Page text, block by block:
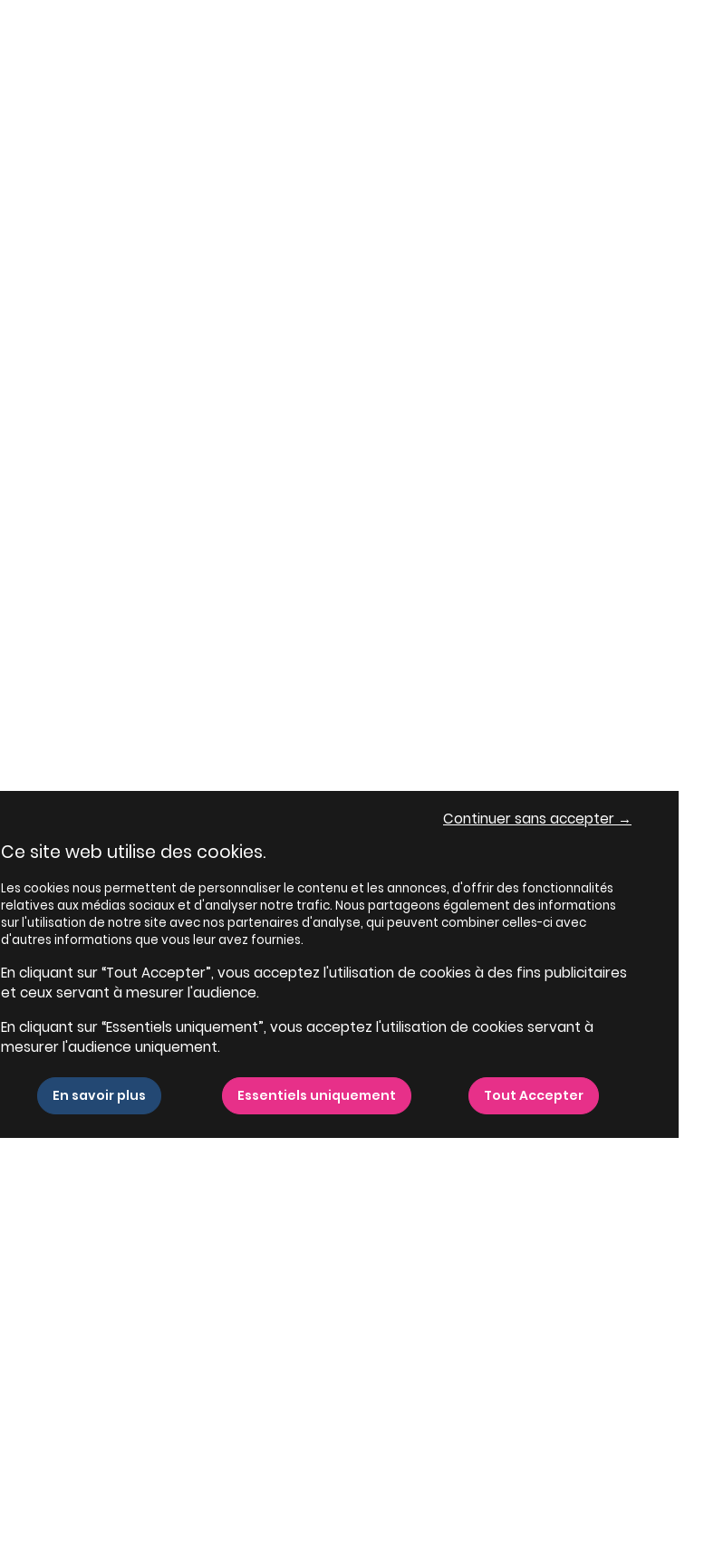
Continuer sans accepter →
Ce site web utilise des cookies.
Les cookies nous permettent de personnaliser le contenu et les annonces, d'offrir des fonctionnalités
relatives aux médias sociaux et d'analyser notre trafic. Nous partageons également des informations
sur l'utilisation de notre site avec nos partenaires d'analyse, qui peuvent combiner celles-ci avec
d'autres informations que vous leur avez fournies.
En cliquant sur “Tout Accepter”, vous acceptez l'utilisation de cookies à des fins publicitaires
et ceux servant à mesurer l'audience.
En cliquant sur “Essentiels uniquement”, vous acceptez l'utilisation de cookies servant à
mesurer l'audience uniquement.
En savoir plus Essentiels uniquement Tout Accepter